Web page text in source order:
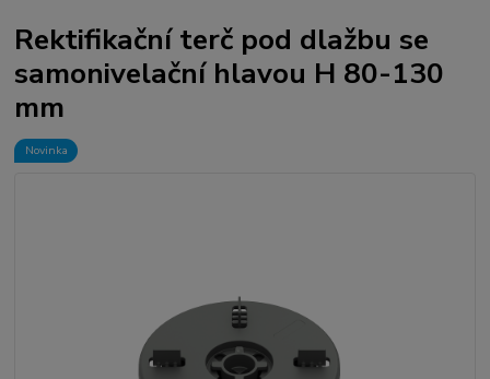
Rektifikační terč pod dlažbu se
samonivelační hlavou H 80-130
mm
Novinka